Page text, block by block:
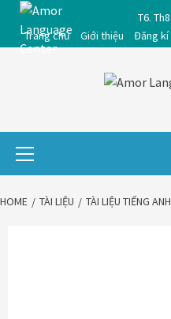
Skip
content
T6.
Trang chủ
Giới thiệu Đăng kí
HOME TÀI LIỆU TÀI LIỆU TIẾNG ANH